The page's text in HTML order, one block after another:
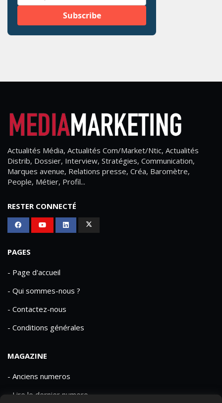
Actualités Média, Actualités Com/Market/Ntic, Actualités
Distrib, Dossier, Interview, Stratégies, Communication,
Marques avenue, Relations presse, Créa, Baromètre,
People, Métier, Profil...
RESTER CONNECTÉ
PAGES
- Page d'accueil
- Qui sommes-nous ?
- Contactez-nous
- Conditions générales
MAGAZINE
- Anciens numeros
- Lire le dernier numero